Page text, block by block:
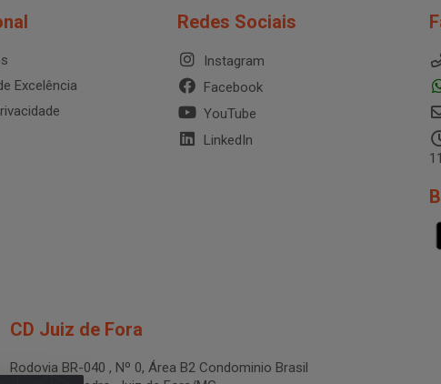
Excelência
Redes Sociais
Instagram
Facebook
YouTube
LinkedIn
CD Juiz de Fora
Rodovia BR-040 , Nº 0, Área B2 Condominio Brasil